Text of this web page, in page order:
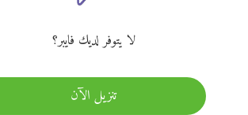
لا يتوفر لديك فايبر؟
تنزيل الآن